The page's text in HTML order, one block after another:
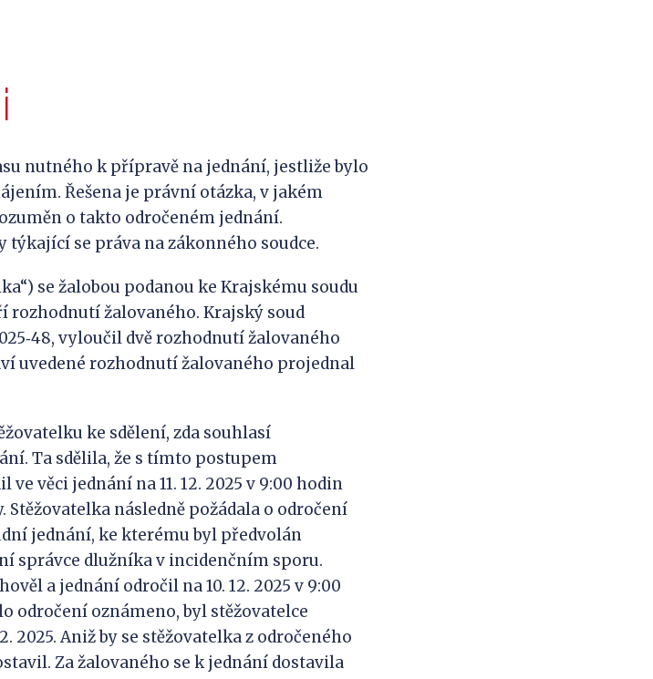
k přípravě na jednání, jestliže bylo
Řešena je právní otázka, v jakém
o takto odročeném jednání.
se práva na zákonného soudce.
se žalobou podanou ke Krajskému soudu
rozhodnutí žalovaného. Krajský soud
vyloučil dvě rozhodnutí žalovaného
uvedené rozhodnutí žalovaného projednal
ke sdělení, zda souhlasí
Ta sdělila, že s tímto postupem
věci jednání na 11. 12. 2025 v 9:00 hodin
následně požádala o odročení
jednání, ke kterému byl předvolán
správce dlužníka v incidenčním sporu.
a jednání odročil na 10. 12. 2025 v 9:00
odročení oznámeno, byl stěžovatelce
2025. Aniž by se stěžovatelka z odročeného
Za žalovaného se k jednání dostavila